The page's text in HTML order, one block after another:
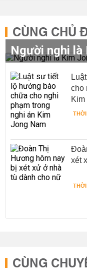
CÙNG CHỦ
cho
xét
CÙNG